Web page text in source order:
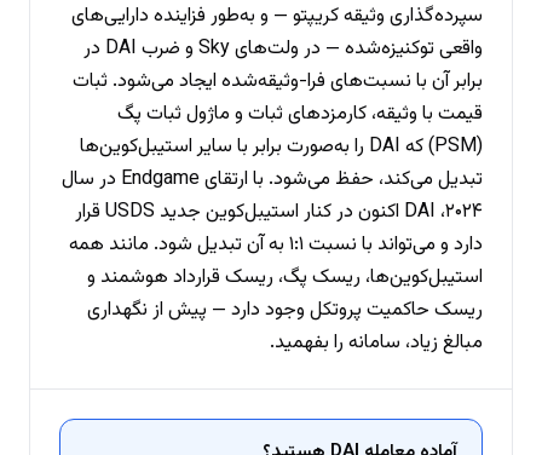
سپرده‌گذاری وثیقه کریپتو — و به‌طور فزاینده دارایی‌های
واقعی توکنیزه‌شده — در ولت‌های Sky و ضرب DAI در
برابر آن با نسبت‌های فرا-وثیقه‌شده ایجاد می‌شود. ثبات
قیمت با وثیقه، کارمزدهای ثبات و ماژول ثبات پگ
(PSM) که DAI را به‌صورت برابر با سایر استیبل‌کوین‌ها
تبدیل می‌کند، حفظ می‌شود. با ارتقای Endgame در سال
۲۰۲۴، DAI اکنون در کنار استیبل‌کوین جدید USDS قرار
دارد و می‌تواند با نسبت ۱:۱ به آن تبدیل شود. مانند همه
استیبل‌کوین‌ها، ریسک پگ، ریسک قرارداد هوشمند و
ریسک حاکمیت پروتکل وجود دارد — پیش از نگهداری
مبالغ زیاد، سامانه را بفهمید.